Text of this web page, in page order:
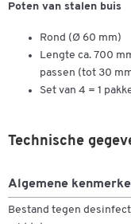
Poten van stalen buis
Rond (Ø 60 mm)
Lengte ca. 700
passen (tot 30
Set van 4 = 1
Technische
Algemene
Bestand tegen